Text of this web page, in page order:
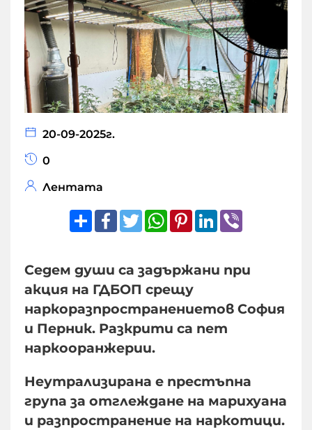
20-09-2025г.
0
Лентата
ShareFacebook
TwitterWhatsApp
Pinterest
LinkedIn
Седем души са задържани при
акция на ГДБОП срещу
наркоразпространениетов София
и Перник. Разкрити са пет
наркооранжерии.
Неутрализирана е престъпна
група за отглеждане на марихуана
и разпространение на наркотици.